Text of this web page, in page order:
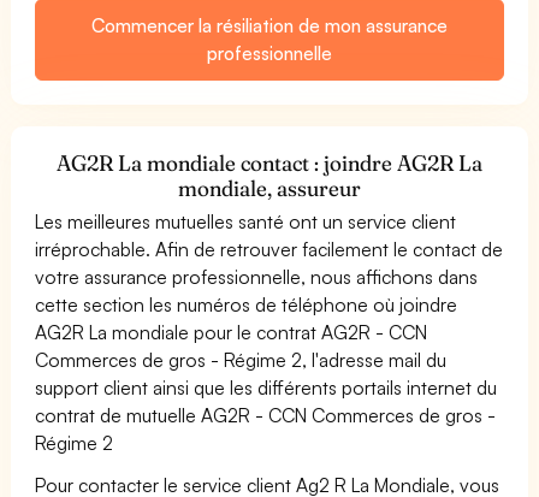
Commencer la résiliation de mon assurance
professionnelle
AG2R La mondiale contact : joindre AG2R La
mondiale, assureur
Les meilleures mutuelles santé ont un service client
irréprochable. Afin de retrouver facilement le contact de
votre assurance professionnelle, nous affichons dans
cette section les numéros de téléphone où joindre
AG2R La mondiale pour le contrat AG2R - CCN
Commerces de gros - Régime 2, l'adresse mail du
support client ainsi que les différents portails internet du
contrat de mutuelle AG2R - CCN Commerces de gros -
Régime 2
Pour contacter le service client Ag2 R La Mondiale, vous